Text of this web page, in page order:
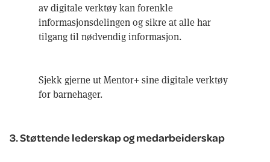
av digitale verktøy kan forenkle
informasjonsdelingen og sikre at alle har
tilgang til nødvendig informasjon.
Sjekk gjerne ut Mentor+ sine digitale verktøy
for barnehager.
3. Støttende lederskap og medarbeiderskap